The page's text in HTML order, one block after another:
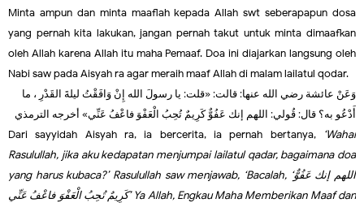
Minta ampun dan minta maaflah kepada Allah swt seberapapun dosa
yang pernah kita lakukan, jangan pernah takut untuk minta dimaafkan
oleh Allah karena Allah itu maha Pemaaf. Doa ini diajarkan langsung oleh
Nabi saw pada Aisyah ra agar meraih maaf Allah di malam lailatul qodar.
وَعَنْ عائشة رضي الله عنها: قالت: «قلت: يا رسولَ الله إِنْ وَافَقْتُ ليلةَ القَدْرِ ، ما
أَدْعُو به؟ قال: قُولي: اللهم إنك عَفُوٌّ كَرِيمٌ تُحِبُ الْعَفْوَ فاعْفُ عَنِّي» أخرجه الترمذي
Dari sayyidah Aisyah ra, ia bercerita, ia pernah bertanya,
‘Wahai
Rasulullah, jika aku kedapatan menjumpai lailatul qadar, bagaimana doa
yang harus kubaca?’ Rasulullah saw menjawab, ‘Bacalah, ‘اللهم إنك عَفُوٌّ
كَرِيمٌ تُحِبُ الْعَفْوَ فاعْفُ عَنِّي’ Ya Allah, Engkau Maha Memberikan Maaf dan